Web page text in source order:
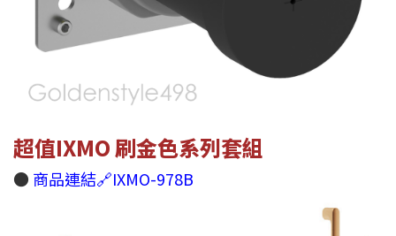
超值IXMO 刷金色系列套組
● 商品連結🔗IXMO-978B